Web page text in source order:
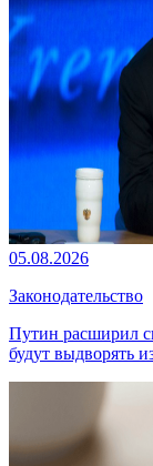
05.08.2026
Законодательство
Путин расширил
будут выдворять